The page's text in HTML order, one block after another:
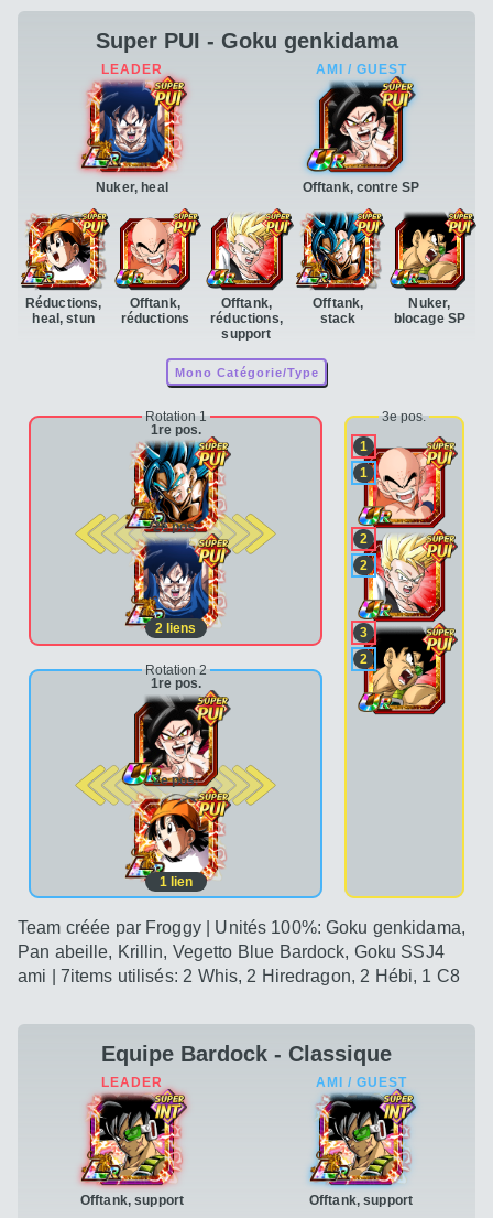
Super PUI - Goku genkidama
Nuker, heal
Réductions,
heal, stun
Offtank,
réductions
Offtank,
réductions,
support
Offtank,
stack
Nuker,
blocage SP
Offtank, contre SP
Mono Catégorie/Type
Rotation 1
1re pos.
2e pos.
2 liens
Rotation 2
1re pos.
2e pos.
1lien
3e pos.
1
1
2
2
3
2
Team créée par Froggy | Unités 100%: Goku genkidama,
Pan abeille, Krillin, Vegetto Blue Bardock, Goku SSJ4
ami | 7items utilisés: 2 Whis, 2 Hiredragon, 2 Hébi, 1 C8
Equipe Bardock - Classique
Offtank, support Offtank, support